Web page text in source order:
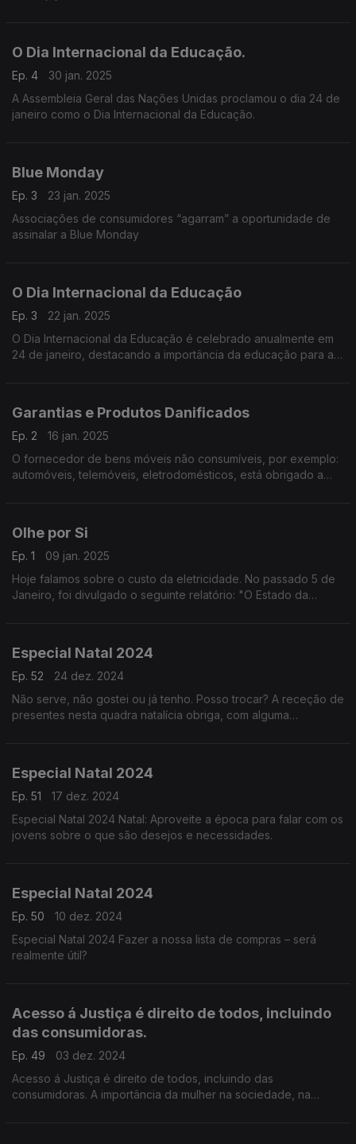
O Dia Internacional da Educação.
Ep. 4
30 jan. 2025
A Assembleia Geral das Nações Unidas proclamou o dia 24 de
janeiro como o Dia Internacional da Educação.
Blue Monday
Ep. 3
23 jan. 2025
Associações de consumidores “agarram” a oportunidade de
assinalar a Blue Monday
O Dia Internacional da Educação
Ep. 3
22 jan. 2025
O Dia Internacional da Educação é celebrado anualmente em
24 de janeiro, destacando a importância da educação para a
Garantias e Produtos Danificados
Ep. 2
16 jan. 2025
O fornecedor de bens móveis não consumíveis, por exemplo:
automóveis, telemóveis, eletrodomésticos, está obrigado a
Olhe por Si
Ep. 1
09 jan. 2025
Hoje falamos sobre o custo da eletricidade. No passado 5 de
Janeiro, foi divulgado o seguinte relatório: "O Estado da
Especial Natal 2024
Ep. 52
24 dez. 2024
Não serve, não gostei ou já tenho. Posso trocar? A receção de
presentes nesta quadra natalícia obriga, com alguma
Especial Natal 2024
Ep. 51
17 dez. 2024
Especial Natal 2024 Natal: Aproveite a época para falar com os
jovens sobre o que são desejos e necessidades.
Especial Natal 2024
Ep. 50
10 dez. 2024
Especial Natal 2024 Fazer a nossa lista de compras – será
realmente útil?
Acesso á Justiça é direito de todos, incluindo
das consumidoras.
Ep. 49
03 dez. 2024
Acesso á Justiça é direito de todos, incluindo das
consumidoras. A importância da mulher na sociedade, na